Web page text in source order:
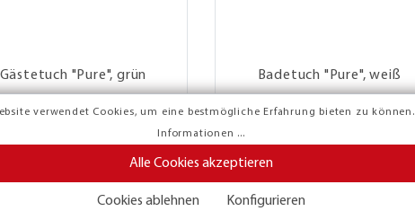
verwendet Cookies, um eine bestmögliche Erfahrung bieten zu können.
Informationen ...
Alle Cookies akzeptieren
Cookies ablehnen Konfigurieren
Gästetuch "Pure", grün
10,95 € 8,95 €
Badetuch "Pure", weiß
49,95 € 39,95 €